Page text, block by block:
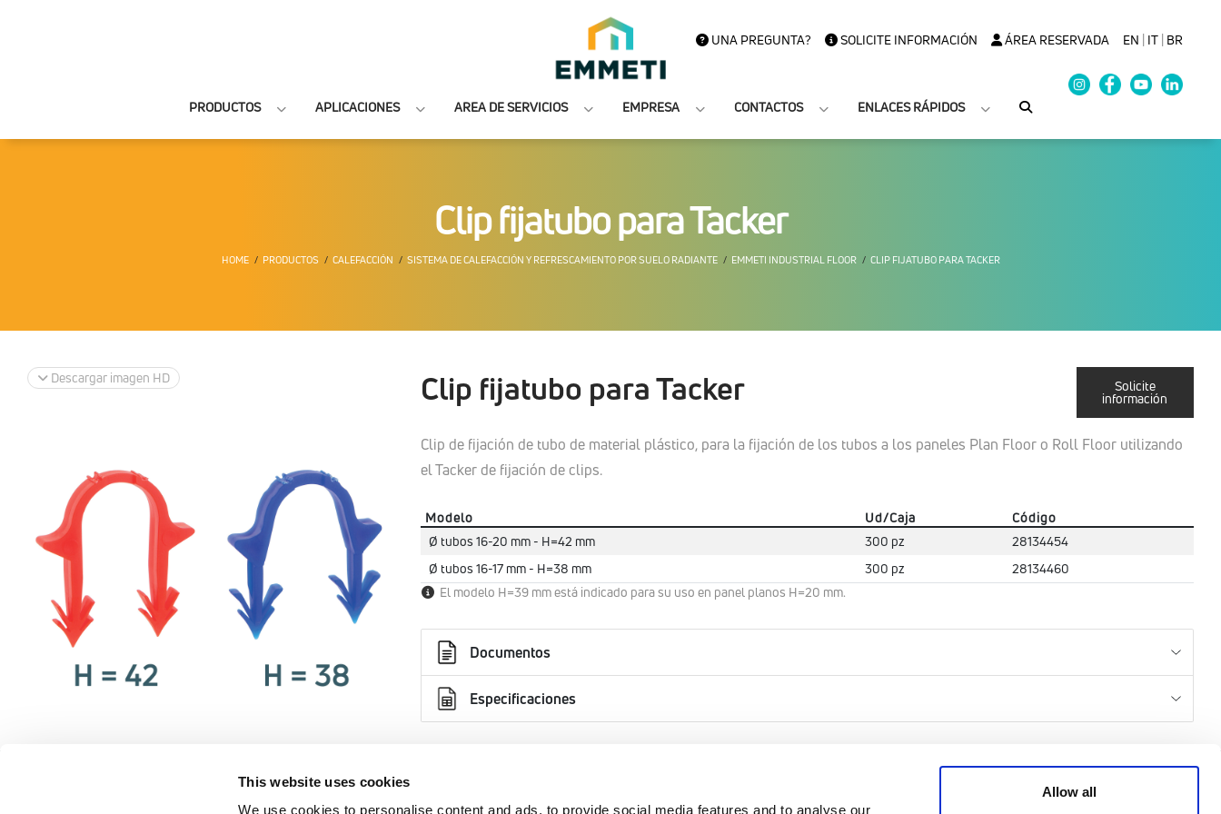
This website uses cookies
We use cookies to personalise content and ads, to provide social media features and to analyse our
Allow all
UNA PREGUNTA? SOLICITE INFORMACIÓN ÁREA RESERVADA EN | IT| BR
PRODUCTOS APLICACIONES AREA DE SERVICIOS EMPRESA CONTACTOS ENLACES RÁPIDOS
Clip fijatubo para Tacker
HOME PRODUCTOS CALEFACCIÓN SISTEMA DE CALEFACCIÓN Y REFRESCAMIENTO POR SUELO RADIANTE EMMETI INDUSTRIAL FLOOR CLIP FIJATUBO PARA TACKER
Descargar imagen HD Clip fijatubo para Tacker Solicite
información
Clip de fijación de tubo de material plástico, para la fijación de los tubos a los paneles Plan Floor o Roll Floor utilizando
el Tacker de fijación de clips.
Modelo Ud/Caja
Código
Ø tubos 16-20 mm - H=42 mm
300 pz
28134454
Ø tubos 16-17 mm - H=38 mm
300 pz
28134460
El modelo H=39 mm está indicado para su uso en panel planos H=20 mm.
Documentos
Especificaciones
LEGAL AREA